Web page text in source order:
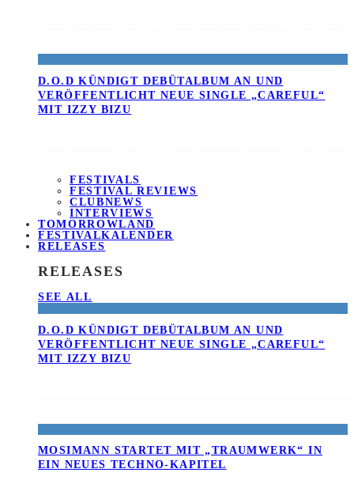
D.O.D KÜNDIGT DEBÜTALBUM AN UND
VERÖFFENTLICHT NEUE SINGLE „CAREFUL“
MIT IZZY BIZU
FESTIVALS
FESTIVAL REVIEWS
CLUBNEWS
INTERVIEWS
TOMORROWLAND
FESTIVALKALENDER
RELEASES
RELEASES
SEE ALL
D.O.D KÜNDIGT DEBÜTALBUM AN UND
VERÖFFENTLICHT NEUE SINGLE „CAREFUL“
MIT IZZY BIZU
MOSIMANN STARTET MIT „TRAUMWERK“ IN
EIN NEUES TECHNO-KAPITEL